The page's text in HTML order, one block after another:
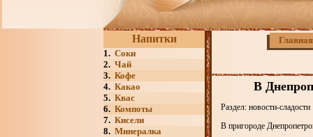
Напитки
1. Соки
2. Чай
3. Кофе
4. Какао
5. Квас
6. Компоты
7. Кисели
8. Минералка
Главная
В
Раздел: новости-сладости
В пригороде